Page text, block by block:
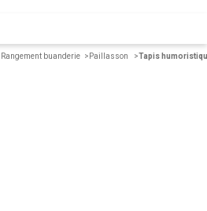
Rangement buanderie Paillasson